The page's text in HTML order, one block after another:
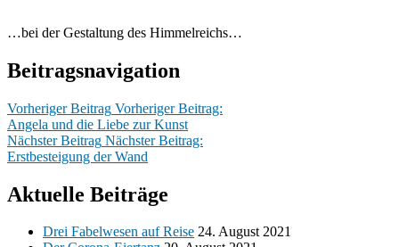
…bei der Gestaltung des Himmelreichs…
Beitragsnavigation
Vorheriger Beitrag Vorheriger Beitrag:
Angela und die Liebe zur Kunst
Nächster Beitrag Nächster Beitrag:
Erstbesteigung der Wand
Aktuelle Beiträge
Drei Fabelwesen auf Reise 24. August 2021